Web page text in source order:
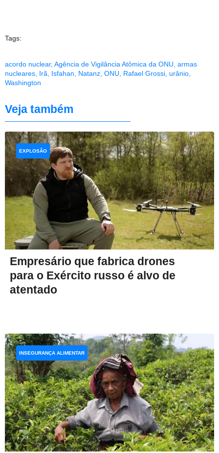
Tags:
acordo nuclear, Agência de Vigilância Atômica da ONU armas
nucleares Irã Isfahan Natanz ONU Rafael Grossi urânio
Washington
Veja também
Empresário que fabrica drones
para o Exército russo é alvo de
atentado
EXPLOSÃO
INSEGURANÇA ALIMENTAR